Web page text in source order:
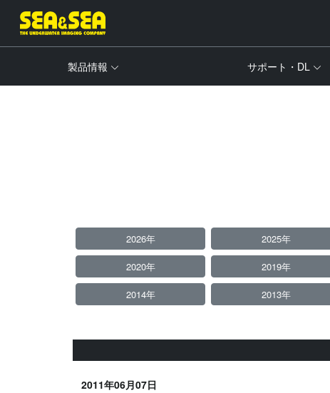
製品情報 サポート・DL
2026年 2025年
2020年 2019年
2014年 2013年
2011年06月07日